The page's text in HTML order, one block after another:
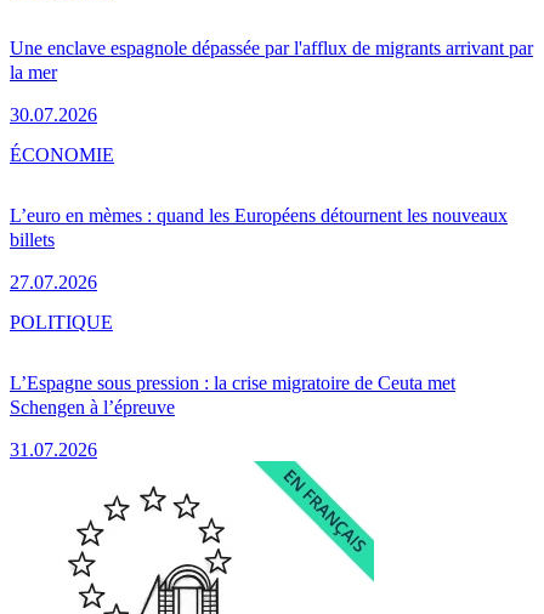
Une enclave espagnole dépassée par l'afflux de migrants arrivant par
la mer
30.07.2026
L’euro en mèmes : quand les Européens détournent les nouveaux
billets
27.07.2026
ÉCONOMIE
L’Espagne sous pression : la crise migratoire de Ceuta met
Schengen à l’épreuve
31.07.2026
POLITIQUE